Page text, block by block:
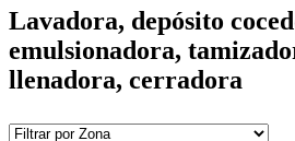
Lavadora, depósito
emulsionadora,
llenadora, cerradora